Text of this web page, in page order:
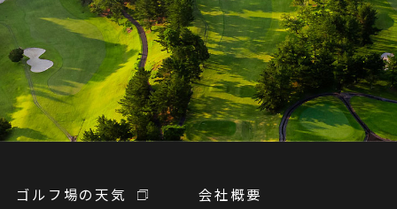
ゴルフ場の天気
会社概要